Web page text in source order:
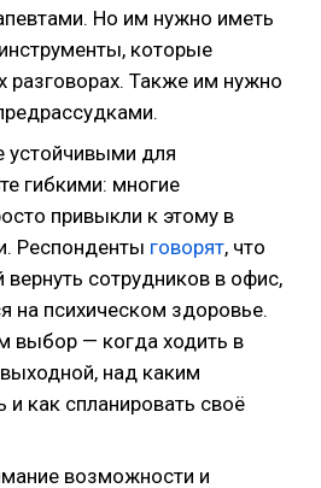
Но им нужно иметь
которые
разговорах. Также им нужно
устойчивыми для
гибкими: многие
привыкли к этому в
Респонденты говорят, что
сотрудников в офис,
на психическом здоровье.
выбор — когда ходить в
над каким
и как спланировать своё
возможности и